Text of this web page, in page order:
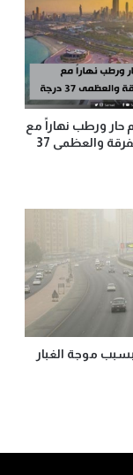
حار ورطب نهاراً مع
فرصة لأمطار رعدية متفرقة والعظمى 37
بسبب موجة الغبار